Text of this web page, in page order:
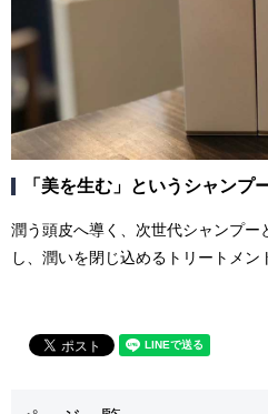
「美を生む」というシャンプ
潤う頭皮へ導く、次世代シャンプー
し、潤いを閉じ込めるトリートメン